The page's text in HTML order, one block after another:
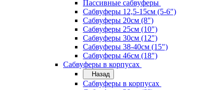
Пассивные сабвуферы
Сабвуферы 12,5-15см (5-6")
Сабвуферы 20см (8")
Сабвуферы 25см (10")
Сабвуферы 30см (12")
Сабвуферы 38-40см (15")
Сабвуферы 46см (18")
Сабвуферы в корпусах
Назад
Сабвуферы в корпусах